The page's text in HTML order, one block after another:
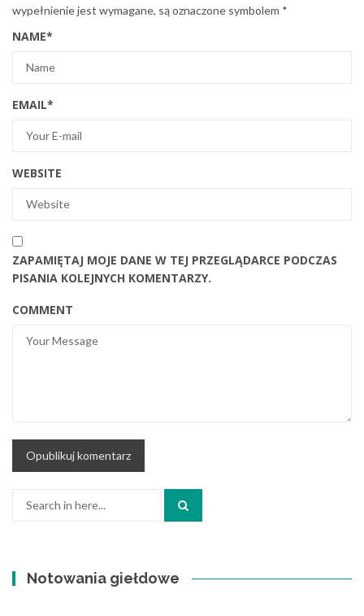
wypełnienie jest wymagane, są oznaczone symbolem *
NAME*
EMAIL*
WEBSITE
ZAPAMIĘTAJ MOJE DANE W TEJ PRZEGLĄDARCE PODCZAS
PISANIA KOLEJNYCH KOMENTARZY.
COMMENT
Notowania giełdowe